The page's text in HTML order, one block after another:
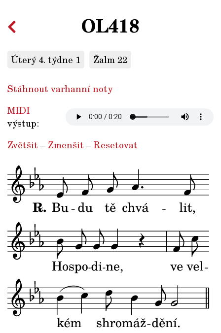
OL418
Úterý 4. týdne 1 Žalm 22
Stáhnout varhanní noty
MIDI
výstup:
Zvětšit – Zmenšit –Resetovat